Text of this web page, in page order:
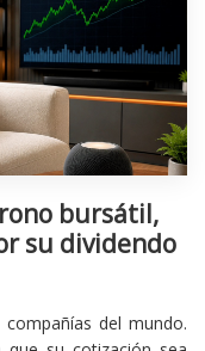
bursátil,
su dividendo
del mundo.